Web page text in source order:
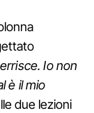
Io non
è il mio
due lezioni